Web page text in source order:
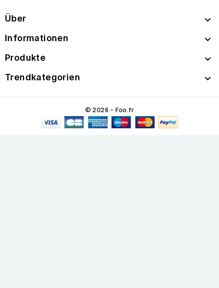
Über 
Informationen 
Produkte 
Trendkategorien 
© 2026 - Foo.fr